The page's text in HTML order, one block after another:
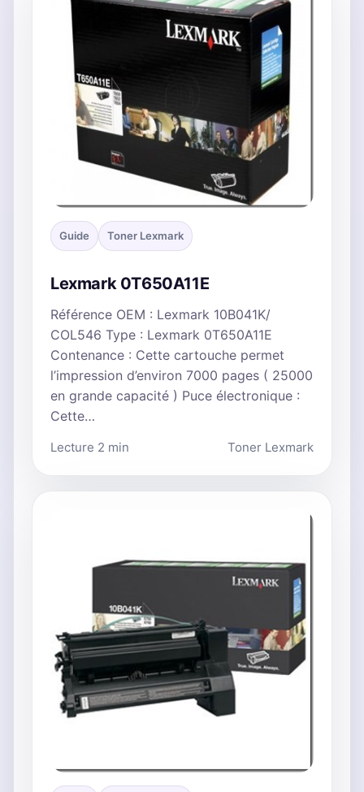
Guide Toner Lexmark
Lexmark 0T650A11E
Référence OEM : Lexmark 10B041K/
COL546 Type : Lexmark 0T650A11E
Contenance : Cette cartouche permet
l’impression d’environ 7000 pages ( 25000
en grande capacité ) Puce électronique :
Cette…
Lecture 2 min Toner Lexmark